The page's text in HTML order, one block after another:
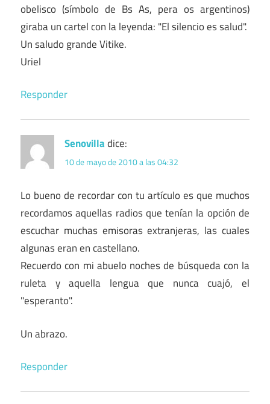
obelisco (símbolo de Bs As, pera os argentinos)
giraba un cartel con la leyenda: "El silencio es salud".
Un saludo grande Vitike.
Uriel
Responder
Senovilladice:
10 de mayo de 2010 a las 04:32
Lo bueno de recordar con tu artículo es que muchos
recordamos aquellas radios que tenían la opción de
escuchar muchas emisoras extranjeras, las cuales
algunas eran en castellano.
Recuerdo con mi abuelo noches de búsqueda con la
ruleta y aquella lengua que nunca cuajó, el
"esperanto".
Un abrazo.
Responder